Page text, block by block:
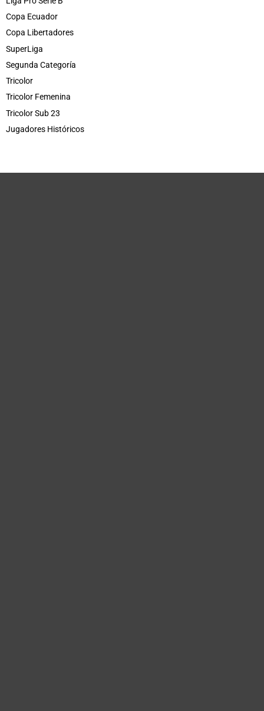
Copa Ecuador
Copa Libertadores
SuperLiga
Segunda Categoría
Tricolor
Tricolor Femenina
Tricolor Sub 23
Jugadores Históricos